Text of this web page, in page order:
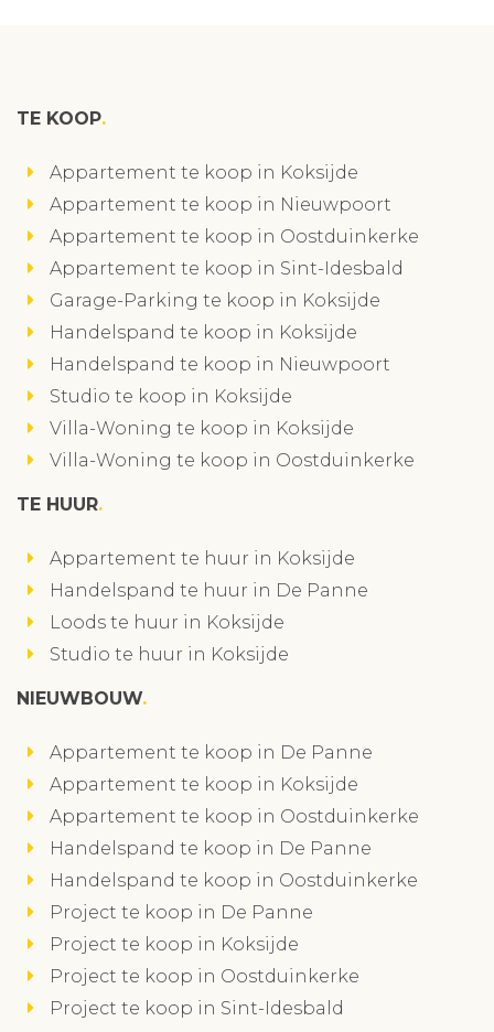
TE KOOP
Appartement te koop in Koksijde
Appartement te koop in Nieuwpoort
Appartement te koop in Oostduinkerke
Appartement te koop in Sint-Idesbald
Garage-Parking te koop in Koksijde
Handelspand te koop in Koksijde
Handelspand te koop in Nieuwpoort
Studio te koop in Koksijde
Villa-Woning te koop in Koksijde
Villa-Woning te koop in Oostduinkerke
TE HUUR
Appartement te huur in Koksijde
Handelspand te huur in De Panne
Loods te huur in Koksijde
Studio te huur in Koksijde
NIEUWBOUW
Appartement te koop in De Panne
Appartement te koop in Koksijde
Appartement te koop in Oostduinkerke
Handelspand te koop in De Panne
Handelspand te koop in Oostduinkerke
Project te koop in De Panne
Project te koop in Koksijde
Project te koop in Oostduinkerke
Project te koop in Sint-Idesbald